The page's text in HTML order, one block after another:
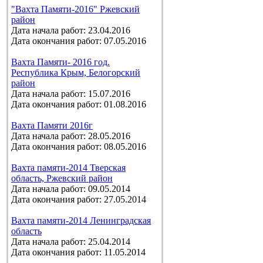
"Вахта Памяти-2016" Ржевский
район
Дата начала работ: 23.04.2016
Дата окончания работ: 07.05.2016
Вахта Памяти- 2016 год.
Республика Крым, Белогорский
район
Дата начала работ: 15.07.2016
Дата окончания работ: 01.08.2016
Вахта Памяти 2016г
Дата начала работ: 28.05.2016
Дата окончания работ: 08.05.2016
Вахта памяти-2014 Тверская
область, Ржевский район
Дата начала работ: 09.05.2014
Дата окончания работ: 27.05.2014
Вахта памяти-2014 Ленинградская
область
Дата начала работ: 25.04.2014
Дата окончания работ: 11.05.2014